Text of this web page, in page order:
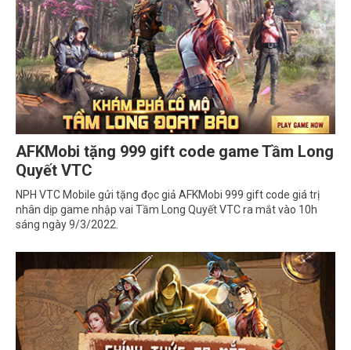
AFKMobi tặng 999 gift code game Tầm Long
Quyết VTC
NPH VTC Mobile gửi tặng đọc giả AFKMobi 999 gift code giá trị
nhân dịp game nhập vai Tầm Long Quyết VTC ra mắt vào 10h
sáng ngày 9/3/2022.